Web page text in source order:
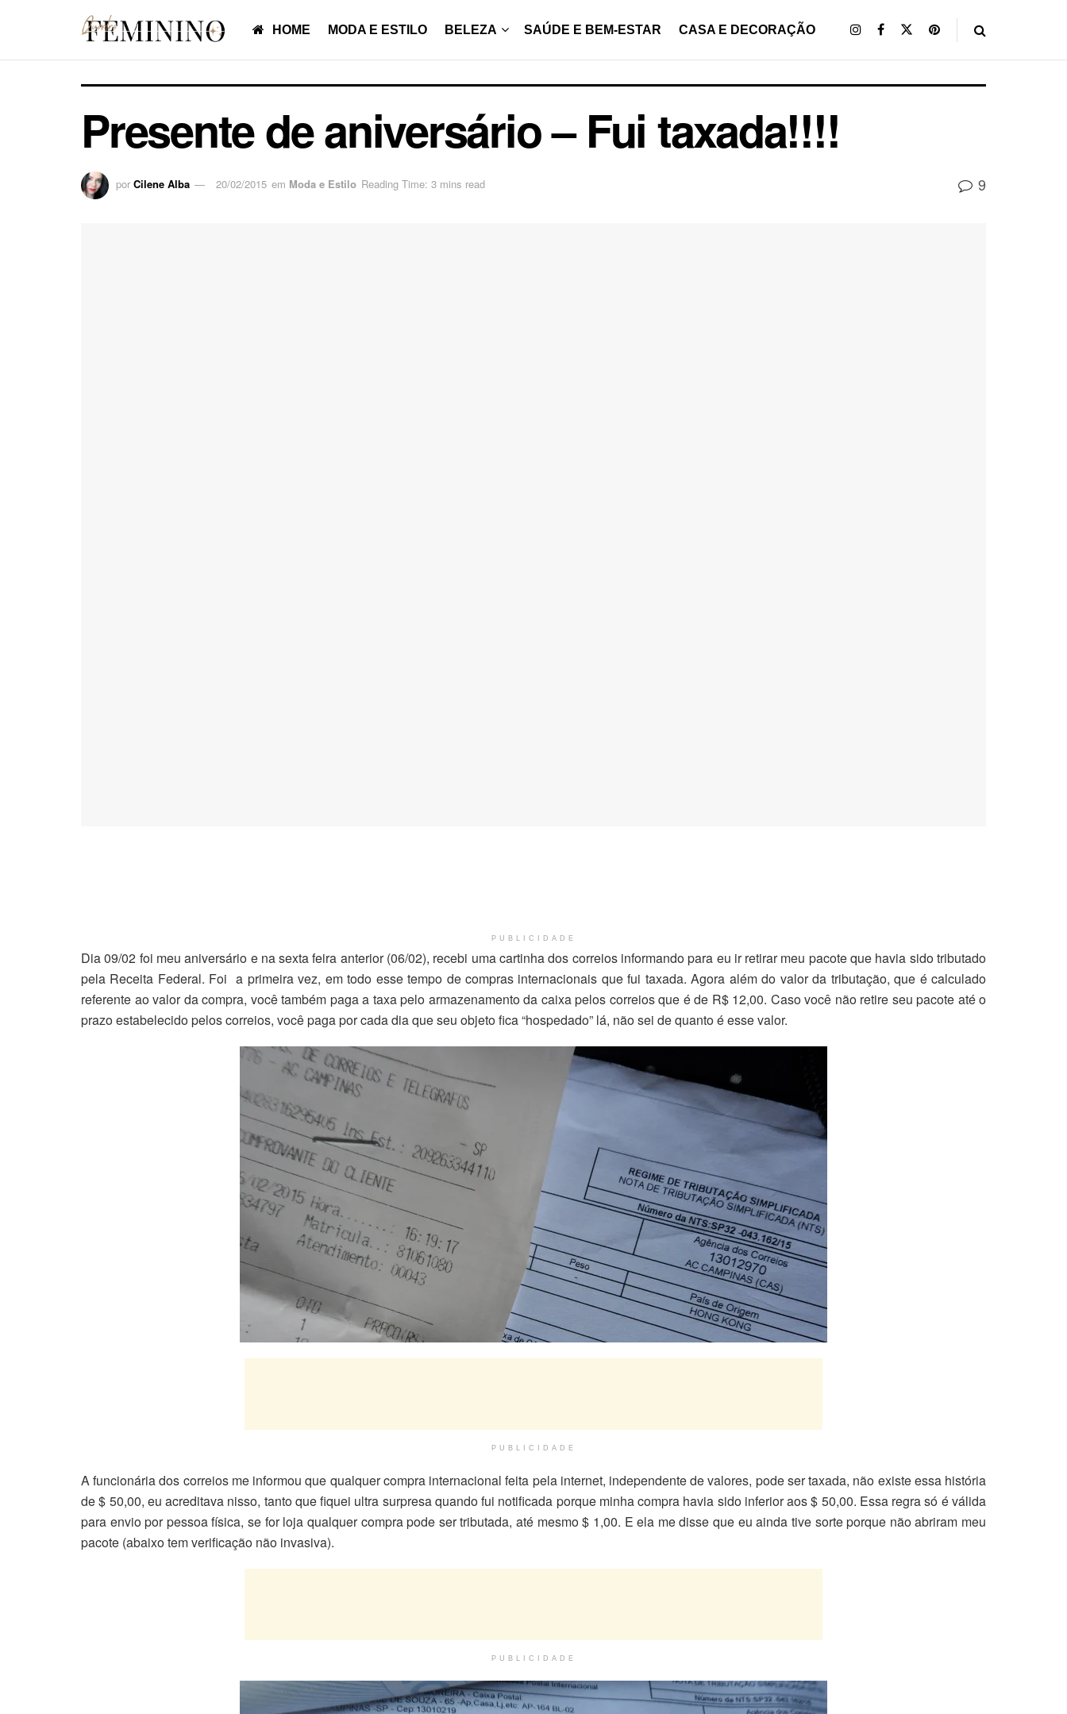
HOME MODA E ESTILO BELEZA SAÚDE E BEM-ESTAR CASA E DECORAÇÃO
Presente de aniversário – Fui taxada!!!!
por Cilene Alba 20/02/2015 em Moda e Estilo Reading Time: 3 mins read 9
PUBLICIDADE
Dia 09/02 foi meu aniversário e na sexta feira anterior (06/02), recebi uma cartinha dos correios informando para eu ir retirar meu pacote que havia sido tributado
pela Receita Federal. Foi a primeira vez, em todo esse tempo de compras internacionais que fui taxada. Agora além do valor da tributação, que é calculado
referente ao valor da compra, você também paga a taxa pelo armazenamento da caixa pelos correios que é de R$ 12,00. Caso você não retire seu pacote até o
prazo estabelecido pelos correios, você paga por cada dia que seu objeto fica “hospedado” lá, não sei de quanto é esse valor.
PUBLICIDADE
A funcionária dos correios me informou que qualquer compra internacional feita pela internet, independente de valores, pode ser taxada, não existe essa história
de $ 50,00, eu acreditava nisso, tanto que fiquei ultra surpresa quando fui notificada porque minha compra havia sido inferior aos $ 50,00. Essa regra só é válida
para envio por pessoa física, se for loja qualquer compra pode ser tributada, até mesmo $ 1,00. E ela me disse que eu ainda tive sorte porque não abriram meu
pacote (abaixo tem verificação não invasiva).
PUBLICIDADE